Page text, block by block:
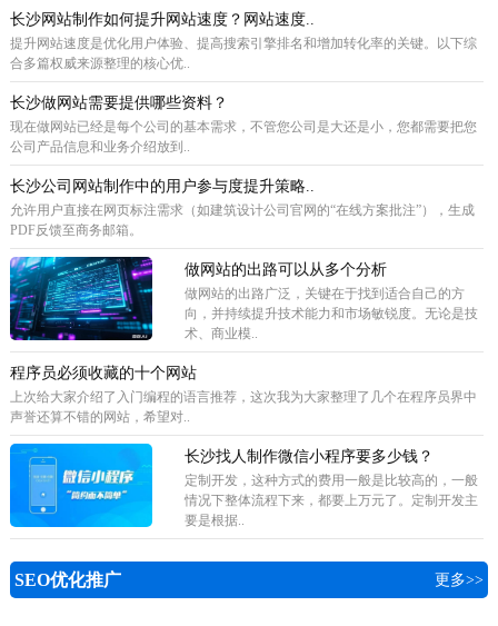
长沙网站制作如何提升网站速度？网站速度..
提升网站速度是优化用户体验、提高搜索引擎排名和增加转化率的关键。以下综
合多篇权威来源整理的核心优..
长沙做网站需要提供哪些资料？
现在做网站已经是每个公司的基本需求，不管您公司是大还是小，您都需要把您
公司产品信息和业务介绍放到..
长沙公司网站制作中的用户参与度提升策略..
允许用户直接在网页标注需求（如建筑设计公司官网的“在线方案批注”），生成
PDF反馈至商务邮箱。
做网站的出路可以从多个分析
做网站的出路广泛，关键在于找到适合自己的方
向，并持续提升技术能力和市场敏锐度。无论是技
术、商业模..
程序员必须收藏的十个网站
上次给大家介绍了入门编程的语言推荐，这次我为大家整理了几个在程序员界中
声誉还算不错的网站，希望对..
长沙找人制作微信小程序要多少钱？
定制开发，这种方式的费用一般是比较高的，一般
情况下整体流程下来，都要上万元了。定制开发主
要是根据..
SEO优化推广 更多>>